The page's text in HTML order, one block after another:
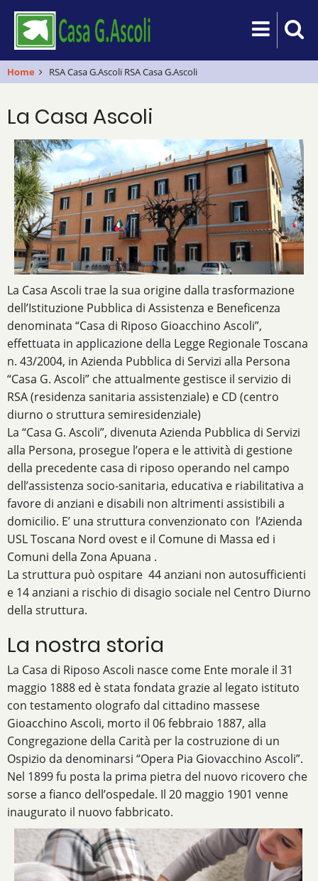
Salta
contenuto
principale
Home RSA Casa G.Ascoli RSA Casa G.Ascoli
La Casa Ascoli
La Casa Ascoli trae la sua origine dalla trasformazione
dell’Istituzione Pubblica di Assistenza e Beneficenza
denominata “Casa di Riposo Gioacchino Ascoli”,
effettuata in applicazione della Legge Regionale Toscana
n. 43/2004, in Azienda Pubblica di Servizi alla Persona
“Casa G. Ascoli” che attualmente gestisce il servizio di
RSA (residenza sanitaria assistenziale) e CD (centro
diurno o struttura semiresidenziale)
La “Casa G. Ascoli”, divenuta Azienda Pubblica di Servizi
alla Persona, prosegue l’opera e le attività di gestione
della precedente casa di riposo operando nel campo
dell’assistenza socio-sanitaria, educativa e riabilitativa a
favore di anziani e disabili non altrimenti assistibili a
domicilio. E’ una struttura convenzionato con l’Azienda
USL Toscana Nord ovest e il Comune di Massa ed i
Comuni della Zona Apuana .
La struttura può ospitare 44 anziani non autosufficienti
e 14 anziani a rischio di disagio sociale nel Centro Diurno
della struttura.
La nostra storia
La Casa di Riposo Ascoli nasce come Ente morale il 31
maggio 1888 ed è stata fondata grazie al legato istituto
con testamento olografo dal cittadino massese
Gioacchino Ascoli, morto il 06 febbraio 1887, alla
Congregazione della Carità per la costruzione di un
Ospizio da denominarsi “Opera Pia Giovacchino Ascoli”.
Nel 1899 fu posta la prima pietra del nuovo ricovero che
sorse a fianco dell’ospedale. Il 20 maggio 1901 venne
inaugurato il nuovo fabbricato.